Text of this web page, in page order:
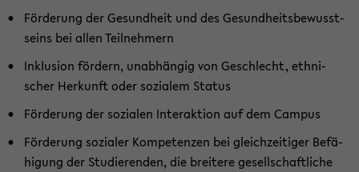
För­de­rung der Ge­sund­heit und des Ge­sund­heits­be­wusst­
seins bei allen Teil­neh­mern
In­klu­si­on för­dern, un­ab­hän­gig von Ge­schlecht, eth­ni­
scher Her­kunft oder so­zia­lem Sta­tus
För­de­rung der so­zia­len In­ter­ak­ti­on auf dem Cam­pus
För­de­rung so­zia­ler Kom­pe­ten­zen bei gleich­zei­ti­ger Be­fä­
hi­gung der Stu­die­ren­den, die brei­te­re ge­sell­schaft­li­che